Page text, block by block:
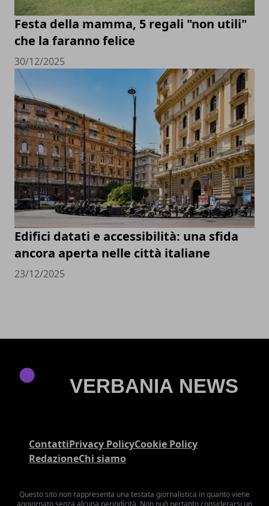
Festa della mamma, 5 regali "non utili"
che la faranno felice
30/12/2025
Edifici datati e accessibilità: una sfida
ancora aperta nelle città italiane
23/12/2025
ContattiPrivacy PolicyCookie Policy
RedazioneChi siamo
Questo sito non rappresenta una testata giornalistica in quanto viene
aggiornato senza alcuna periodicità. Non può pertanto considerarsi un